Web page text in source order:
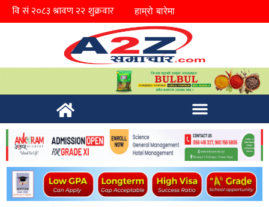
हाम्रो बारेमा